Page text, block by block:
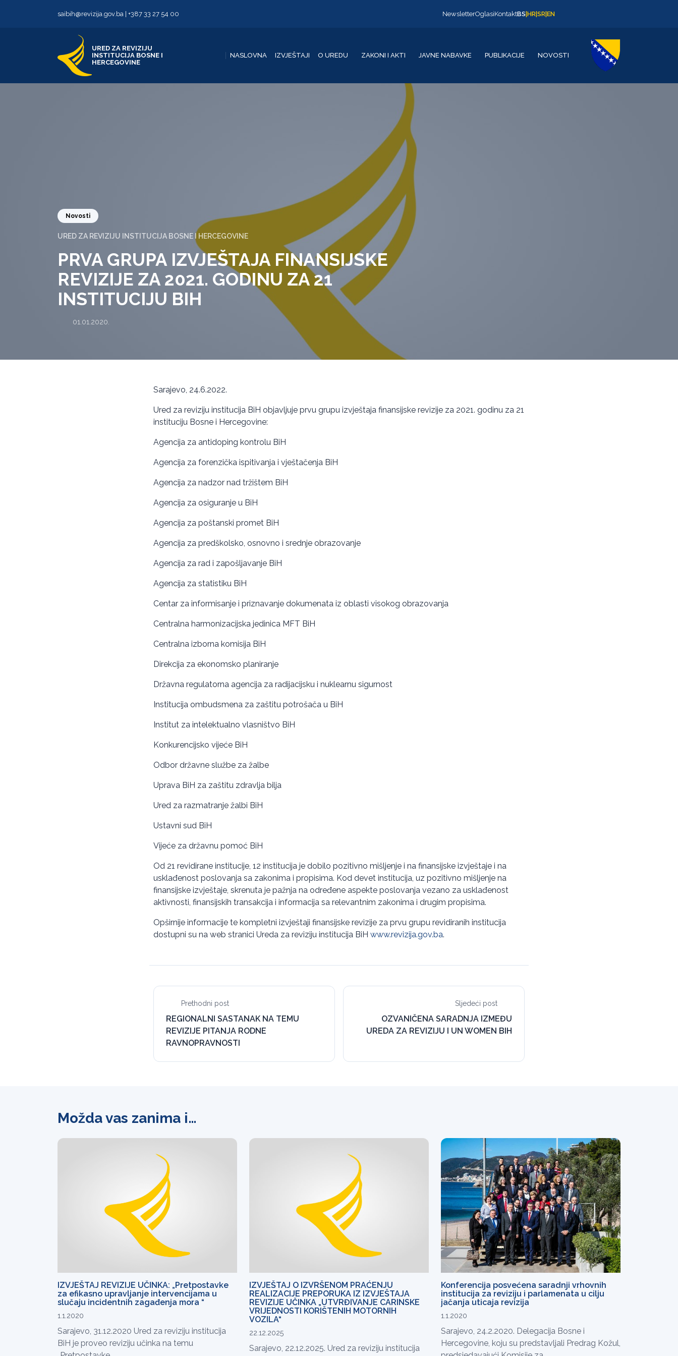
saibih@revizija.gov.ba +387 33 27 54 00 NewsletterOglasiKontaktBS HR SR EN
URED ZA REVIZIJU
INSTITUCIJA BOSNE I
HERCEGOVINE
NASLOVNA IZVJEŠTAJI O UREDU ZAKONI I AKTI JAVNE NABAVKE PUBLIKACIJE NOVOSTI
Novosti
URED ZA REVIZIJU INSTITUCIJA BOSNE I HERCEGOVINE
PRVA GRUPA IZVJEŠTAJA FINANSIJSKE
REVIZIJE ZA 2021. GODINU ZA 21
INSTITUCIJU BIH
01.01.2020.
Sarajevo, 24.6.2022.
Ured za reviziju institucija BiH objavljuje prvu grupu izvještaja finansijske revizije za 2021. godinu za 21
instituciju Bosne i Hercegovine:
Agencija za antidoping kontrolu BiH
Agencija za forenzička ispitivanja i vještačenja BiH
Agencija za nadzor nad tržištem BiH
Agencija za osiguranje u BiH
Agencija za poštanski promet BiH
Agencija za predškolsko, osnovno i srednje obrazovanje
Agencija za rad i zapošljavanje BiH
Agencija za statistiku BiH
Centar za informisanje i priznavanje dokumenata iz oblasti visokog obrazovanja
Centralna harmonizacijska jedinica MFT BiH
Centralna izborna komisija BiH
Direkcija za ekonomsko planiranje
Državna regulatorna agencija za radijacijsku i nuklearnu sigurnost
Institucija ombudsmena za zaštitu potrošača u BiH
Institut za intelektualno vlasništvo BiH
Konkurencijsko vijeće BiH
Odbor državne službe za žalbe
Uprava BiH za zaštitu zdravlja bilja
Ured za razmatranje žalbi BiH
Ustavni sud BiH
Vijeće za državnu pomoć BiH
Od 21 revidirane institucije, 12 institucija je dobilo pozitivno mišljenje i na finansijske izvještaje i na
usklađenost poslovanja sa zakonima i propisima. Kod devet institucija, uz pozitivno mišljenje na
finansijske izvještaje, skrenuta je pažnja na određene aspekte poslovanja vezano za usklađenost
aktivnosti, finansijskih transakcija i informacija sa relevantnim zakonima i drugim propisima.
Opširnije informacije te kompletni izvještaji finansijske revizije za prvu grupu revidiranih institucija
dostupni su na web stranici Ureda za reviziju institucija BiH www.revizija.gov.ba.
Prethodni post
REGIONALNI SASTANAK NA TEMU
REVIZIJE PITANJA RODNE
RAVNOPRAVNOSTI
Sljedeći post
OZVANIČENA SARADNJA IZMEĐU
UREDA ZA REVIZIJU I UN WOMEN BIH
Možda vas zanima i…
IZVJEŠTAJ REVIZIJE UČINKA: „Pretpostavke
za efikasno upravljanje intervencijama u
slučaju incidentnih zagađenja mora “
1.1.2020
Sarajevo, 31.12.2020 Ured za reviziju institucija
BiH je proveo reviziju učinka na temu
IZVJEŠTAJ O IZVRŠENOM PRAĆENJU
REALIZACIJE PREPORUKA IZ IZVJEŠTAJA
REVIZIJE UČINKA „UTVRĐIVANJE CARINSKE
VRIJEDNOSTI KORIŠTENIH MOTORNIH
VOZILA“
22.12.2025
Sarajevo, 22.12.2025. Ured za reviziju institucija
Konferencija posvećena saradnji vrhovnih
institucija za reviziju i parlamenata u cilju
jačanja uticaja revizija
1.1.2020
Sarajevo, 24.2.2020. Delegacija Bosne i
Hercegovine, koju su predstavljali Predrag Kožul,